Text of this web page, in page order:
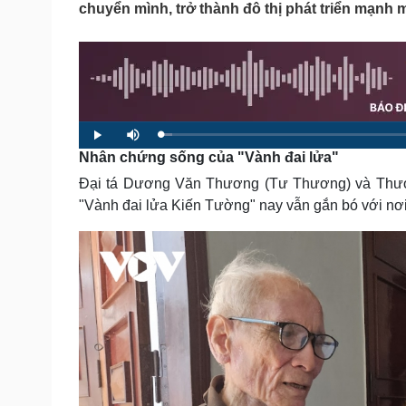
Tin nóng
Việt Nam
Sức khỏe
Dinh dưỡng - món ngon
Cây thuốc
Sản phụ khoa
Nhi khoa
Nam khoa
Phòng mạch online
Ăn sạch sống khỏe
Đời sống
Nhà đẹp
Tình yêu - Gia đình
Cải chính
chuyển mình, trở thành đô thị phát triển mạnh
P
l
a
M
u
t
L
o
a
d
d
:
1
.
Nhân chứng sống của "Vành đai lửa"
Đại tá Dương Văn Thương (Tư Thương) và
"Vành đai lửa Kiến Tường" nay vẫn gắn bó với